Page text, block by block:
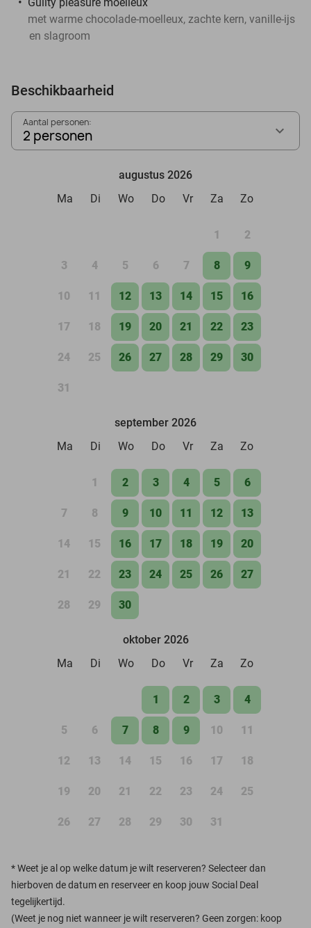
met warme chocolade-moelleux, zachte kern, vanille-ijs
en slagroom
Beschikbaarheid
Aantal personen:
2 personen
augustus 2026
Ma
Di Wo Do Vr Za Zo
1 2
3 4 5 6 7 8 9
10 11 12 13 14 15 16
17 18 19 20 21 22 23
24 25 26 27 28 29 30
31
september 2026
Ma
Di Wo Do Vr Za Zo
1 2 3 4 5 6
7 8 9 10 11 12 13
14 15 16 17 18 19 20
21 22 23 24 25 26 27
28 29 30
oktober 2026
Ma
Di Wo Do Vr Za Zo
1 2 3 4
5 6 7 8 9 10 11
12 13 14 15 16 17 18
19 20 21 22 23 24 25
26 27 28 29 30 31
*Weet je al op welke datum je wilt reserveren? Selecteer dan
hierboven de datum en reserveer en koop jouw Social Deal
tegelijkertijd.
(Weet je nog niet wanneer je wilt reserveren? Geen zorgen: koop